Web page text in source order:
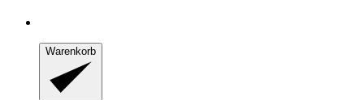
Warenkorb